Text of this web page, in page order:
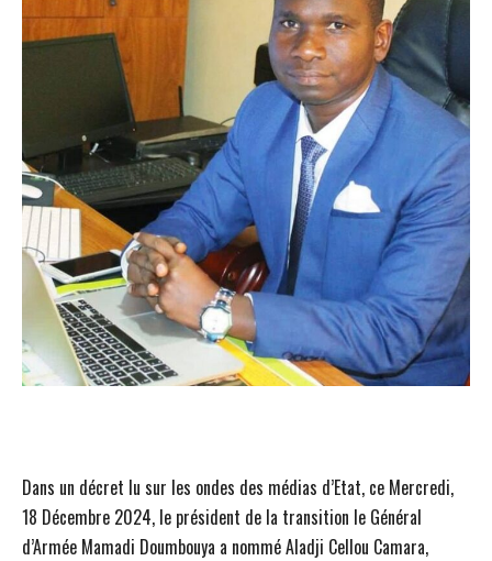
Dans un décret lu sur les ondes des médias d’Etat, ce Mercredi,
18 Décembre 2024, le président de la transition le Général
d’Armée Mamadi Doumbouya a nommé Aladji Cellou Camara,